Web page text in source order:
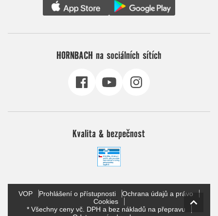
HORNBACH na sociálních sítích
Kvalita & bezpečnost
VOP Prohlášení o přístupnosti
Ochrana údajů a právo
Cookies
* Všechny ceny vč. DPH a bez nákladů na přepravu